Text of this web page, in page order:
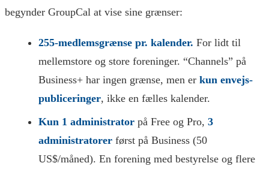
begynder GroupCal at vise sine grænser:
255-medlemsgrænse pr. kalender. For lidt til
mellemstore og store foreninger. “Channels” på
Business+ har ingen grænse, men er kun envejs-
publiceringer, ikke en fælles kalender.
Kun 1 administrator på Free og Pro, 3
administratorer først på Business (50
US$/måned). En forening med bestyrelse og flere